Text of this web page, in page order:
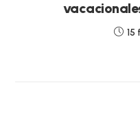
15